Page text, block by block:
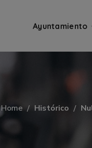
Ayuntamiento
Home Histórico